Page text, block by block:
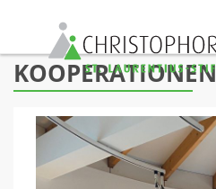
KOOPERATIONEN